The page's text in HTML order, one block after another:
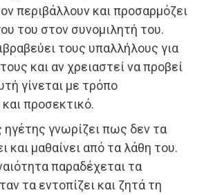
περιβάλλουν και προσαρμόζει
του στον συνομιλητή του.
τους υπαλλήλους για
και αν χρειαστεί να προβεί
γίνεται με τρόπο
προσεκτικό.
γνωρίζει πως δεν τα
και μαθαίνει από τα λάθη του.
παραδέχεται τα
τα εντοπίζει και ζητά τη